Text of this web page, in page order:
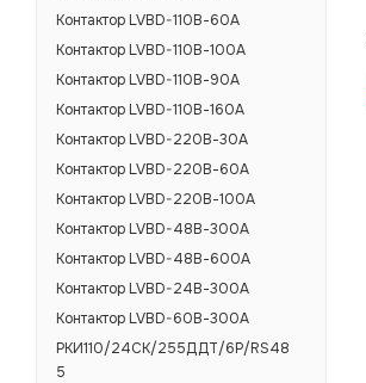
Контактор LVBD-110В-60А
Контактор LVBD-110В-100А
Контактор LVBD-110В-90А
Контактор LVBD-110В-160А
Контактор LVBD-220В-30А
Контактор LVBD-220В-60А
Контактор LVBD-220В-100А
Контактор LVBD-48В-300А
Контактор LVBD-48В-600А
Контактор LVBD-24В-300А
Контактор LVBD-60В-300А
РКИ110/24СК/255ДДТ/6Р/RS48
5